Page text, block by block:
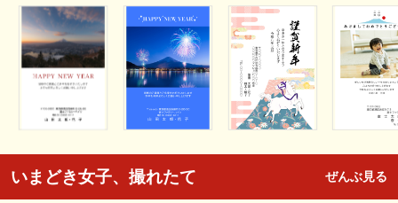
いまどき女子、撮れたて ぜんぶ見る